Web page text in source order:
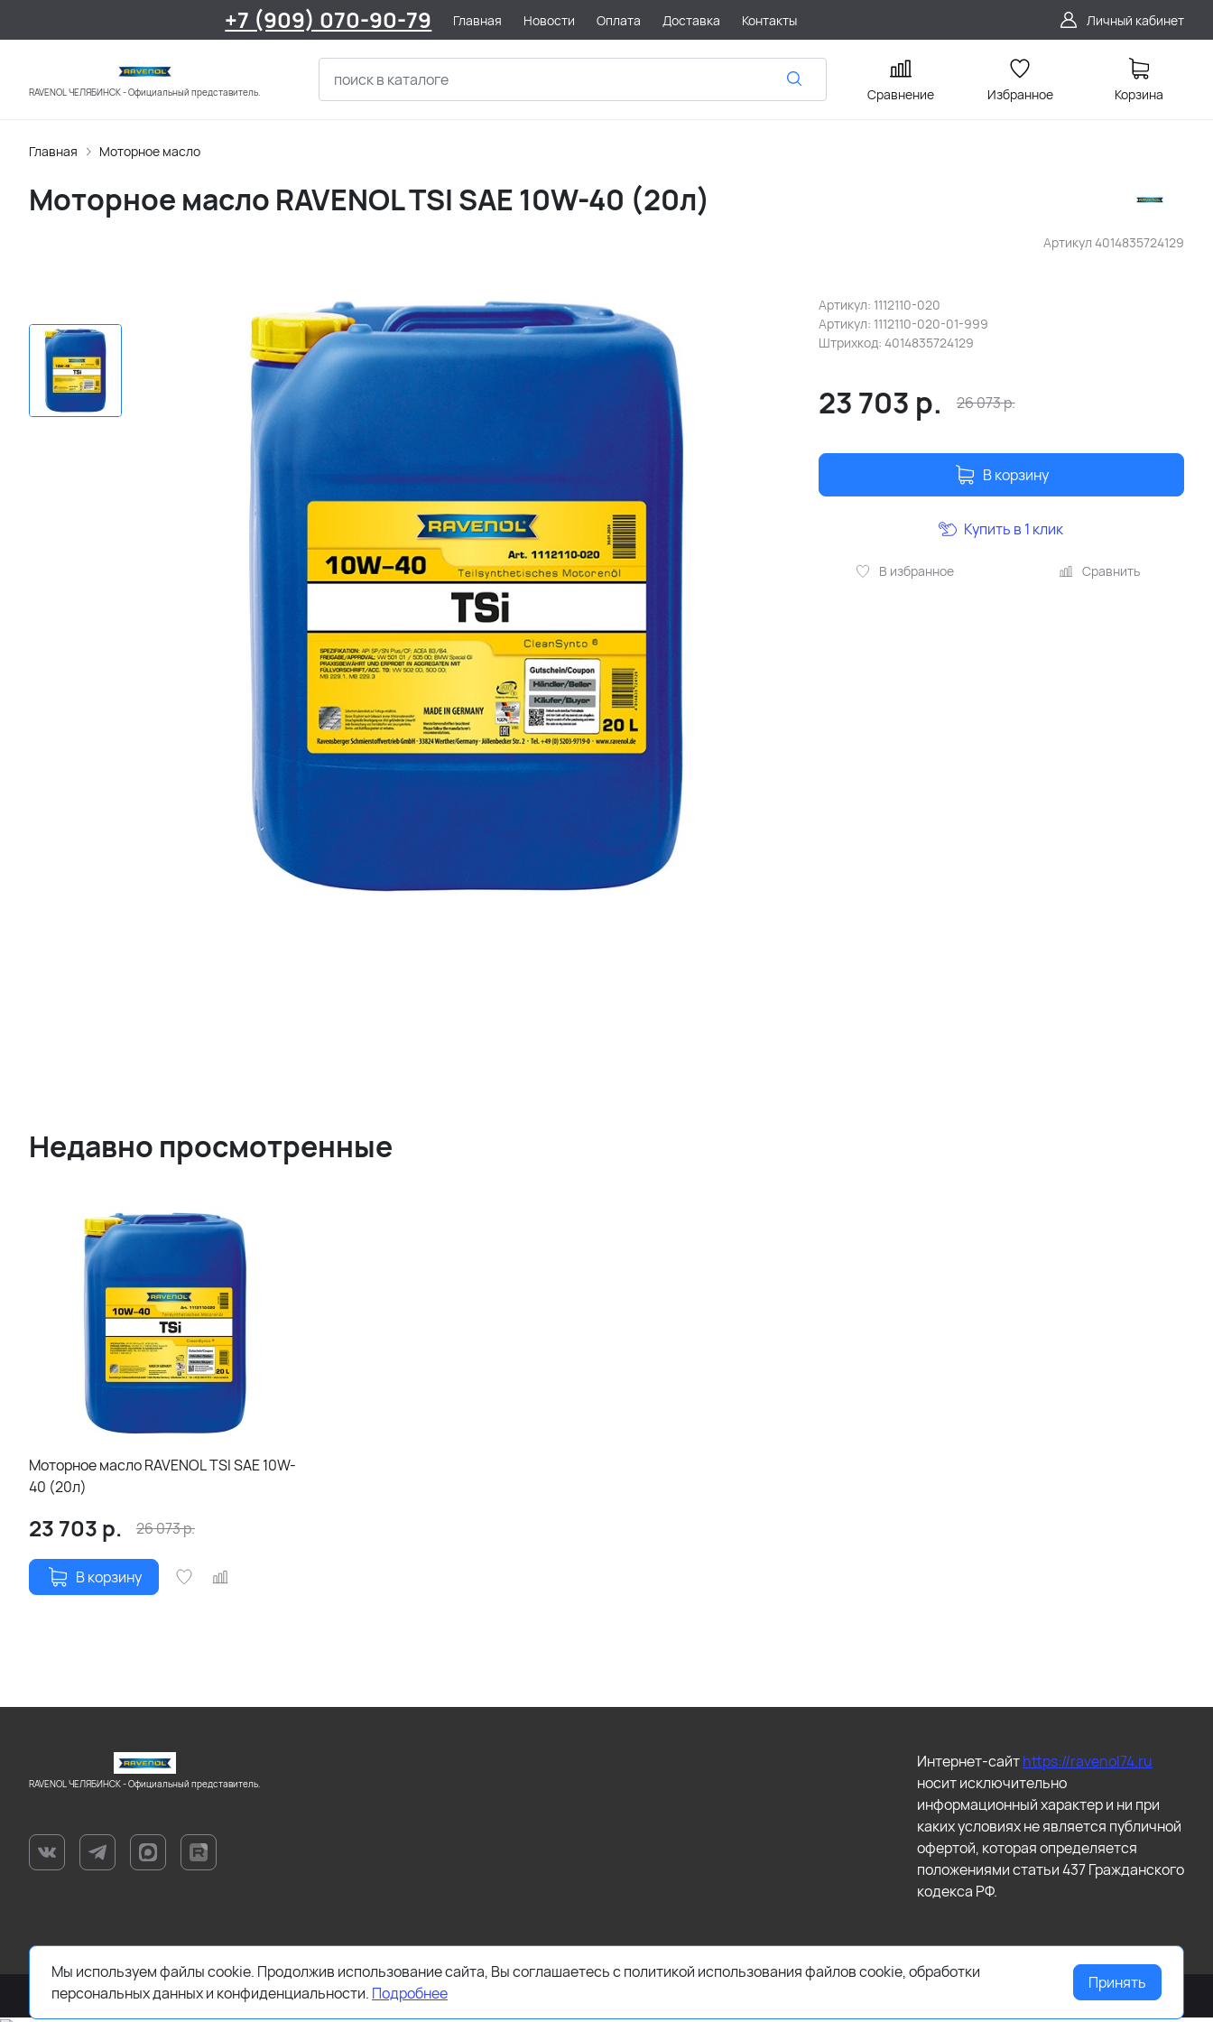
+7 (909) 070-90-79 Главная Новости Оплата Доставка Контакты Личный кабинет
RAVENOL ЧЕЛЯБИНСК - Официальный представитель. Сравнение Избранное Корзина
Главная Моторное масло
Артикул 4014835724129
Моторное масло RAVENOL TSI SAE 10W-40 (20л)
Артикул: 1112110-020
Артикул: 1112110-020-01-999
Штрихкод: 4014835724129
23 703 р. 26 073р.
В корзину
В избранное Сравнить
Купить в 1 клик
Недавно просмотренные
Моторное масло RAVENOL TSI SAE 10W-
40 (20л)
23 703 р. 26 073р.
В корзину
RAVENOL ЧЕЛЯБИНСК - Официальный представитель.
Интернет-сайтhttps://ravenol74.ru
носит исключительно
информационный характер и ни при
каких условиях не является публичной
офертой, которая определяется
положениями статьи 437 Гражданского
кодекса РФ.
Мы используем файлы cookie. Продолжив использование сайта, Вы соглашаетесь с политикой использования файлов cookie, обработки
персональных данных и конфиденциальности. Подробнее
Принять